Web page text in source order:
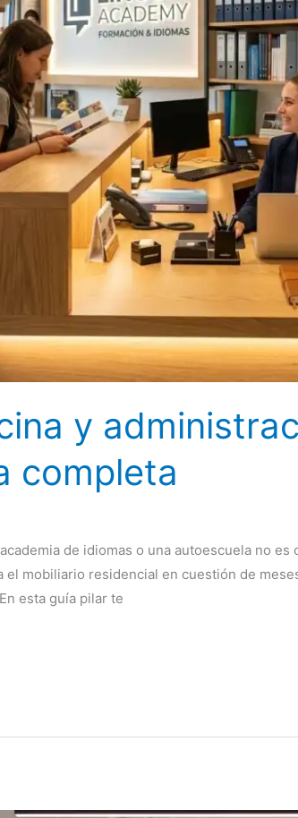
y
completa
de idiomas o una autoescuela no
mobiliario residencial en cuestión de
esta guía pilar te